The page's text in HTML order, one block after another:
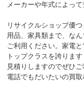
メーカーや年式によって
リサイクルショップ優
用品、家具類まで、な
ご利用ください。家電
トップクラスを誇りま
見積りしますのでぜひ
電話でもだいたいの買